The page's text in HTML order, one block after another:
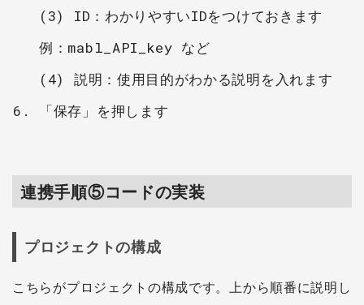
(3) ID：わかりやすいIDをつけておきます
例：mabl_API_key など
(4) 説明：使用目的がわかる説明を入れます
「保存」を押します
連携手順⑤コードの実装
プロジェクトの構成
こちらがプロジェクトの構成です。上から順番に説明し